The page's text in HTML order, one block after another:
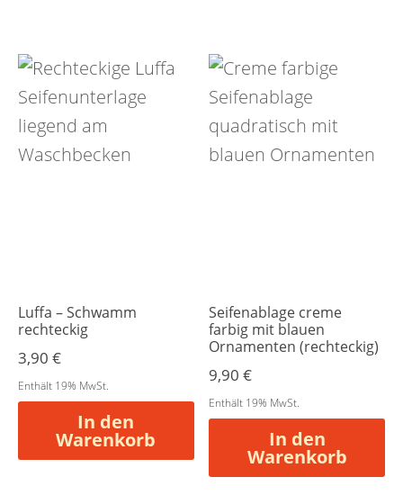
Luffa – Schwamm
rechteckig
3,90 €
Enthält 19% MwSt.
In den
Warenkorb
Seifenablage creme
farbig mit blauen
Ornamenten (rechteckig)
9,90€
Enthält 19% MwSt.
In den
Warenkorb